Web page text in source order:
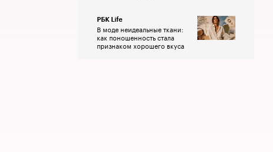
РБК Life
В моде неидеальные ткани:
как поношенность стала
признаком хорошего вкуса